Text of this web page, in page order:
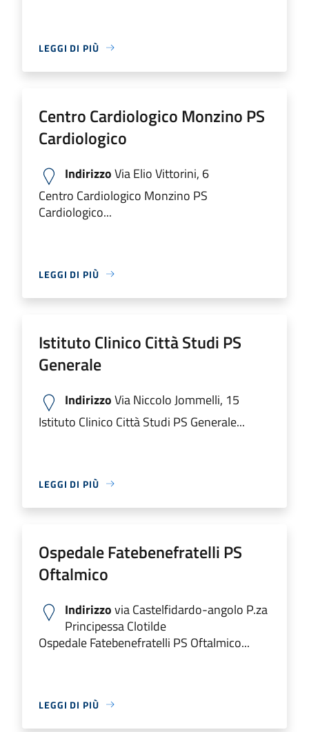
LEGGI DI PIÙ
Centro Cardiologico Monzino PS
Cardiologico
IndirizzoVia Elio Vittorini, 6
Centro Cardiologico Monzino PS
Cardiologico...
LEGGI DI PIÙ
Istituto Clinico Città Studi PS
Generale
IndirizzoVia Niccolo Jommelli, 15
Istituto Clinico Città Studi PS Generale...
LEGGI DI PIÙ
Ospedale Fatebenefratelli PS
Oftalmico
Indirizzovia Castelfidardo-angolo P.za
Principessa Clotilde
Ospedale Fatebenefratelli PS Oftalmico...
LEGGI DI PIÙ